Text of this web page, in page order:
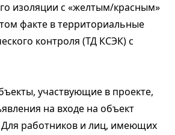
изоляции с «желтым/красным»
факте в территориальные
контроля (ТД КСЭК) с
участвующие в проекте,
на входе на объект
Для работников и лиц, имеющих